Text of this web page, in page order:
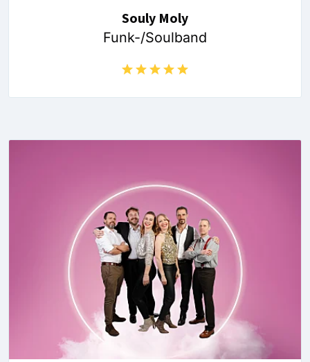
Souly Moly
Funk-/Soulband